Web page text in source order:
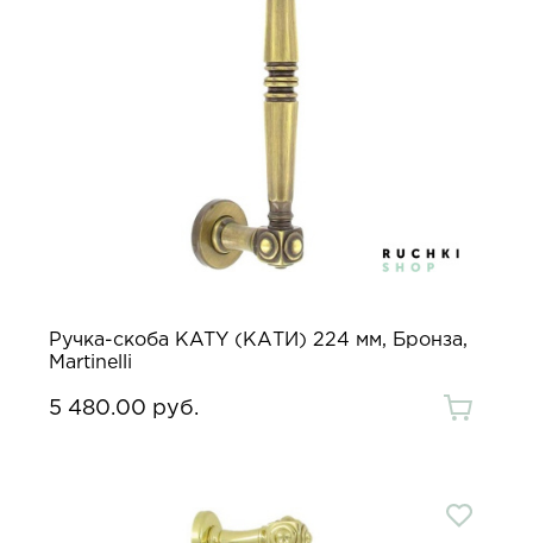
Ручка-скоба KATY (КАТИ) 224 мм, Бронза,
Martinelli
5 480.00 руб.